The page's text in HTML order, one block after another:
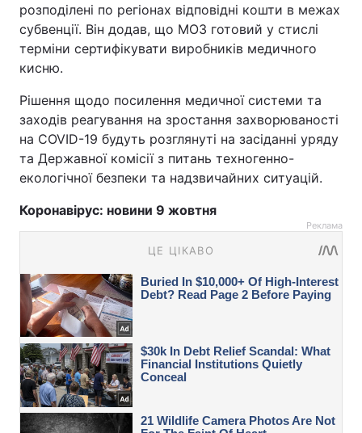
розподілені по регіонах відповідні кошти в межах
субвенції. Він додав, що МОЗ готовий у стислі
терміни сертифікувати виробників медичного
кисню.
Рішення щодо посилення медичної системи та
заходів реагування на зростання захворюваності
на COVID-19 будуть розглянуті на засіданні уряду
та Державної комісії з питань техногенно-
екологічної безпеки та надзвичайних ситуацій.
Коронавірус: новини 9 жовтня
Реклама